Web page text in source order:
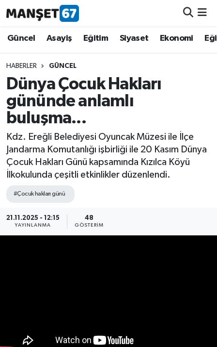
Güncel Asayiş Eğitim Siyaset Ekonomi
HABERLER GÜNCEL
Dünya Çocuk Hakları
gününde anlamlı
buluşma...
Kdz. Ereğli Belediyesi Oyuncak Müzesi ile İlçe
Jandarma Komutanlığı işbirliği ile 20 Kasım Dünya
Çocuk Hakları Günü kapsamında Kızılca Köyü
İlkokulunda çeşitli etkinlikler düzenlendi.
#Çocuk hakları günü
21.11.2025 - 12:15
YAYINLANMA
48
GÖSTERIM
Güncel
Asayiş
Siyaset
Spor
Eğitim
Ekonomi
Medya